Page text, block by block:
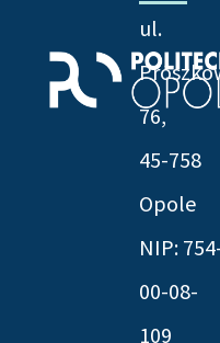
ul.
76,
45-758
Opole
NIP:
00-08-
109